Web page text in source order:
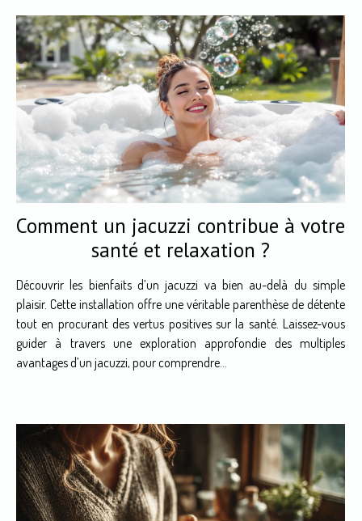
Comment un jacuzzi contribue à votre
santé et relaxation ?
Découvrir les bienfaits d’un jacuzzi va bien au-delà du simple
plaisir. Cette installation offre une véritable parenthèse de détente
tout en procurant des vertus positives sur la santé. Laissez-vous
guider à travers une exploration approfondie des multiples
avantages d’un jacuzzi, pour comprendre...